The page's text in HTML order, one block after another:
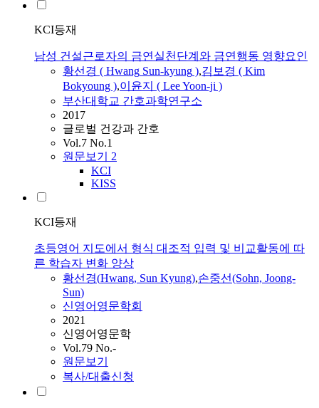
KCI등재
남성 건설근로자의 금연실천단계와 금연행동 영향요인
황선경 ( Hwang Sun-kyung ),김보경 ( Kim
Bokyoung ),이윤지 ( Lee Yoon-ji )
부산대학교 간호과학연구소
2017
글로벌 건강과 간호
Vol.7 No.1
원문보기 2
KCI
KISS
KCI등재
초등영어 지도에서 형식 대조적 입력 및 비교활동에 따
른 학습자 변화 양상
황선경(Hwang, Sun Kyung),손중선(Sohn, Joong-
Sun)
신영어영문학회
2021
신영어영문학
Vol.79 No.-
원문보기
복사/대출신청